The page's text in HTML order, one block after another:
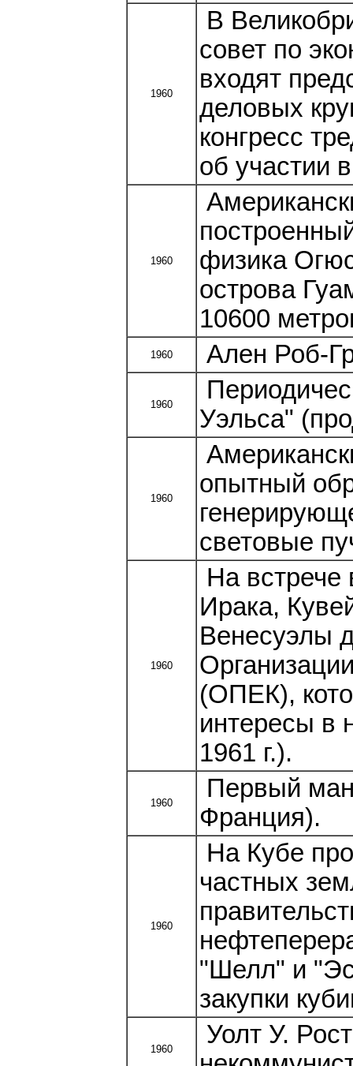
1960
В
совет по
входят
деловых
конгресс
об участии
1960
физика
острова
10600
1960 Ален Роб-
1960
Уэльса"
1960
опытный
световые
1960
На встрече
Ирака,
Венесуэлы
(ОПЕК),
интересы в
1961 г.).
1960
Первый
Франция).
1960
На Кубе
частных
"Шелл" и
закупки
1960
Уолт У.